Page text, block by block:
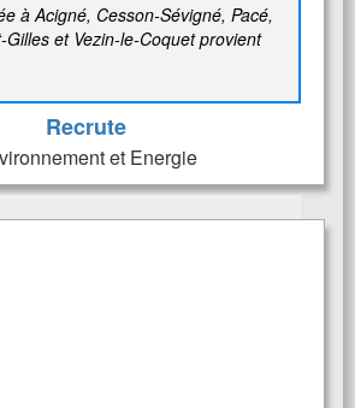
à Acigné, Cesson-Sévigné, Pacé,
Gilles et Vezin-le-Coquet provient
Recrute
et Energie